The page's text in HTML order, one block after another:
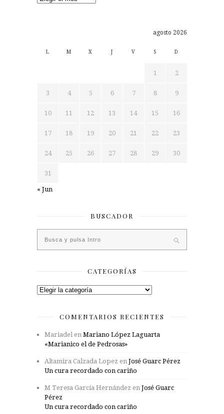
agosto 2026
L M X J V S D
1 2
3 4 5 6 7 8 9
10 11 12 13 14 15 16
17 18 19 20 21 22 23
24 25 26 27 28 29 30
31
« Jun
BUSCADOR
CATEGORÍAS
Categorías
COMENTARIOS RECIENTES
Mariadelen Mariano López Laguarta
«Marianico el de Pedrosas»
Altamira Calzada Lopez en José Guarc Pérez
Un cura recordado con cariño
M Teresa García Hernández en José Guarc
Pérez
Un cura recordado con cariño